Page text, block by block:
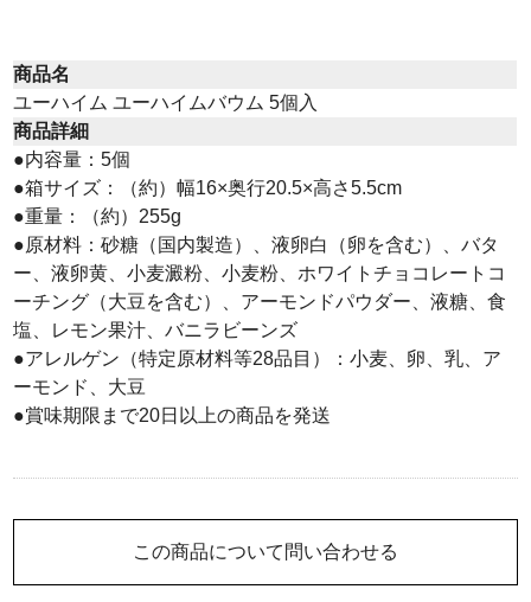
この商品について問い合わせる
商品名
ユーハイム ユーハイムバウム 5個入
商品詳細
●内容量：5個
●箱サイズ：（約）幅16×奥行20.5×高さ5.5cm
●重量：（約）255g
●原材料：砂糖（国内製造）、液卵白（卵を含む）、バタ
ー、液卵黄、小麦澱粉、小麦粉、ホワイトチョコレートコ
ーチング（大豆を含む）、アーモンドパウダー、液糖、食
塩、レモン果汁、バニラビーンズ
●アレルゲン（特定原材料等28品目）：小麦、卵、乳、ア
ーモンド、大豆
●賞味期限まで20日以上の商品を発送